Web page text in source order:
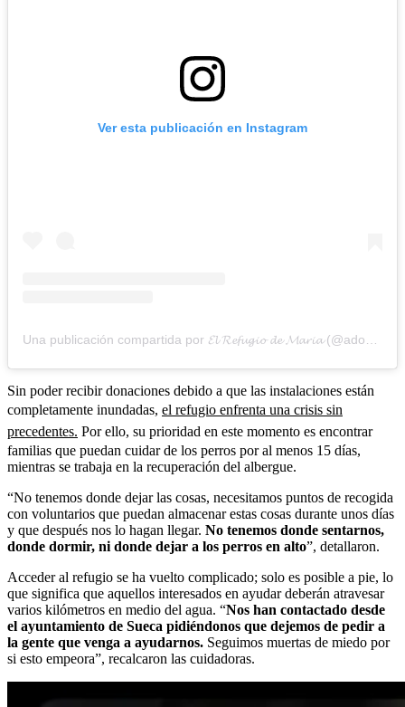
Ver esta publicación en Instagram
Sin poder recibir donaciones debido a que las instalaciones están
completamente inundadas, el refugio enfrenta una crisis sin
precedentes. Por ello, su prioridad en este momento es encontrar
familias que puedan cuidar de los perros por al menos 15 días,
mientras se trabaja en la recuperación del albergue.
“No tenemos donde dejar las cosas, necesitamos puntos de recogida
con voluntarios que puedan almacenar estas cosas durante unos días
y que después nos lo hagan llegar. No tenemos donde sentarnos,
donde dormir, ni donde dejar a los perros en alto”, detallaron.
Acceder al refugio se ha vuelto complicado; solo es posible a pie, lo
que significa que aquellos interesados en ayudar deberán atravesar
varios kilómetros en medio del agua. “Nos han contactado desde
el ayuntamiento de Sueca pidiéndonos que dejemos de pedir a
la gente que venga a ayudarnos. Seguimos muertas de miedo por
si esto empeora”, recalcaron las cuidadoras.